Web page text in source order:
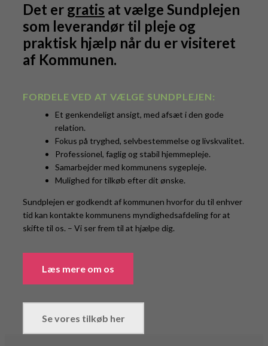
Det er gratis at vælge Sundplejen
som leverandør til pleje og
praktisk hjælp når du er visiteret
af Kommunen.
FORDELE VED AT VÆLGE SUNDPLEJEN:
Et genkendeligt ansigt, med afsæt i den gode
relation.
Fokus på tryghed, selvbestemmelse og livskvalitet.
Professionel, faglig og stabil hjemmepleje.
Samarbejder med kommunens sygepleje.
Mulighed for tilkøb efter dit ønske.
Sundplejen er godkendt af kommunen hvorfor du til enhver
tid kan kontakte kommunens myndighedsafdeling for at
skifte til os. – Vi ser frem til at hjælpe dig.
Læs mere om os
Se vores tilkøb her